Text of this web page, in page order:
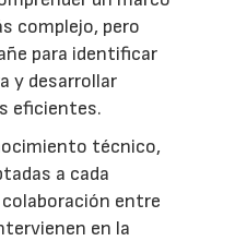
complejo, pero
para identificar
y desarrollar
eficientes.
técnico,
a cada
entre
en la